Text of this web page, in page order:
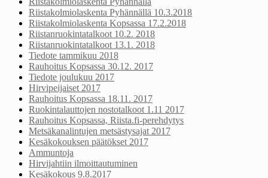
Riistakolmiolaskenta Pyhännällä 10.3.2018
Riistakolmiolaskenta Kopsassa 17.2.2018
Riistanruokintatalkoot 10.2. 2018
Riistanruokintatalkoot 13.1. 2018
Tiedote tammikuu 2018
Rauhoitus Kopsassa 30.12. 2017
Tiedote joulukuu 2017
Hirvipeijaiset 2017
Rauhoitus Kopsassa 18.11. 2017
Ruokintalauttojen nostotalkoot 1.11 2017
Rauhoitus Kopsassa, Riista.fi-perehdytys
Metsäkanalintujen metsästysajat 2017
Kesäkokouksen päätökset 2017
Ammuntoja
Hirvijahtiin ilmoittautuminen
Kesäkokous 9.8.2017